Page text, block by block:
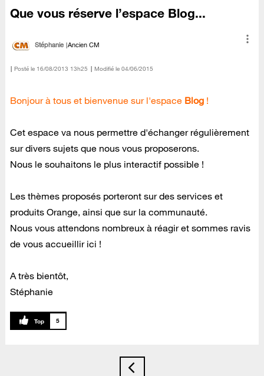
Que vous réserve l’espace Blog...
Stéphanie Ancien CM
Posté le ‎16/08/2013 13h25 Modifié le 04/06/2015
Bonjour à tous et bienvenue sur l'espace Blog!
Cet espace va nous permettre d'échanger régulièrement
sur divers sujets que nous vous proposerons.
Nous le souhaitons le plus interactif possible !
Les thèmes proposés porteront sur des services et
produits Orange, ainsi que sur la communauté.
Nous vous attendons nombreux à réagir et sommes ravis
de vous accueillir ici !
A très bientôt,
Stéphanie
5